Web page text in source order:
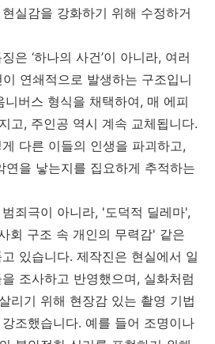
실감을 강화하기 위해 수정하거
은 ‘하나의 사건’이 아니라, 여러
이 연쇄적으로 발생하는 구조입니
버스 형식을 채택하여, 매 에피
고, 주인공 역시 계속 교체됩니다.
다른 이들의 인생을 파괴하고,
연을 낳는지를 집요하게 추적하는
죄극이 아니라, '도덕적 딜레마',
회 구조 속 개인의 무력감' 같은
있습니다. 제작진은 현실에서 일
조사하고 반영했으며, 실화처럼
리기 위해 현장감 있는 촬영 기법
조했습니다. 예를 들어 조명이나